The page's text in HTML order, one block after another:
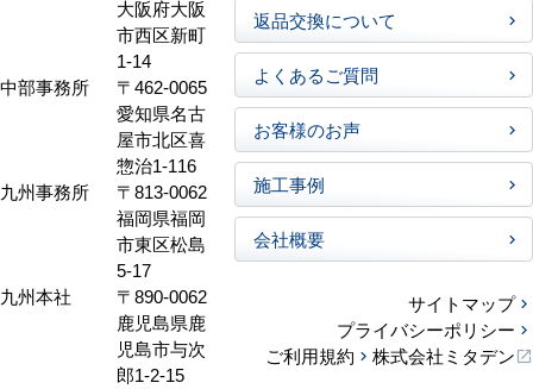
大阪府大阪
市西区新町
1-14
中部事務所
〒462-0065
愛知県名古
屋市北区喜
惣治1-116
九州事務所
〒813-0062
福岡県福岡
市東区松島
5-17
九州本社
〒890-0062
鹿児島県鹿
児島市与次
郎1-2-15
返品交換について
よくあるご質問
お客様のお声
施工事例
会社概要
サイトマップ
プライバシーポリシー
ご利用規約
株式会社ミタデン